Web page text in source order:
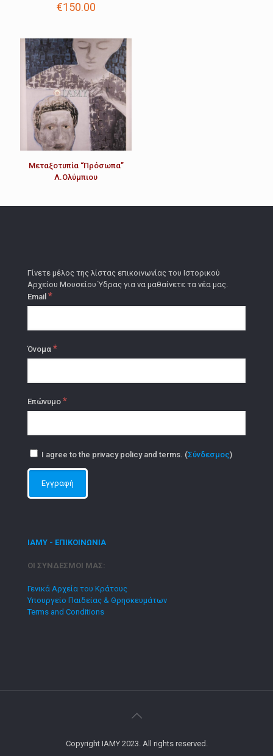
€150.00
Μεταξοτυπία “Πρόσωπα”
Λ.Ολύμπιου
Γίνετε μέλος της λίστας επικοινωνίας του Ιστορικού
Αρχείου Μουσείου Ύδρας για να μαθαίνετε τα νέα μας.
Email *
Όνομα *
Επώνυμο *
I agree to the privacy policy and terms. (Σύνδεσμος)
ΙΑΜΥ - ΕΠΙΚΟΙΝΩΝΙΑ
ΟΙ ΣΥΝΔΕΣΜΟΙ ΜΑΣ:
Γενικά Αρχεία του Κράτους
Υπουργείο Παιδείας & Θρησκευμάτων
Terms and Conditions
Copyright IAMY 2023. All rights reserved.